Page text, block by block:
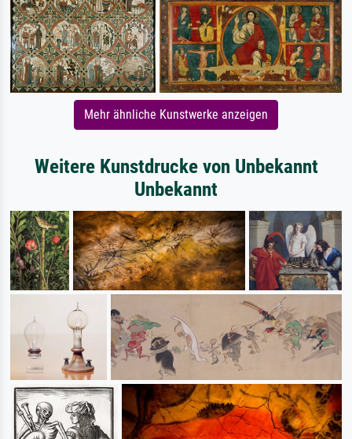
Mehr ähnliche Kunstwerke anzeigen
Weitere Kunstdrucke von Unbekannt
Unbekannt